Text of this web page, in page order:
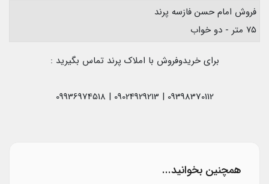
فروش امام حسن فازسه پرند
۷۵ متر - دو خواب
برای خریدوفروش با املاک پرند تماس بگیرید :
09398370112 | 09024929213 | 09936974518
همچنین بخوانید...